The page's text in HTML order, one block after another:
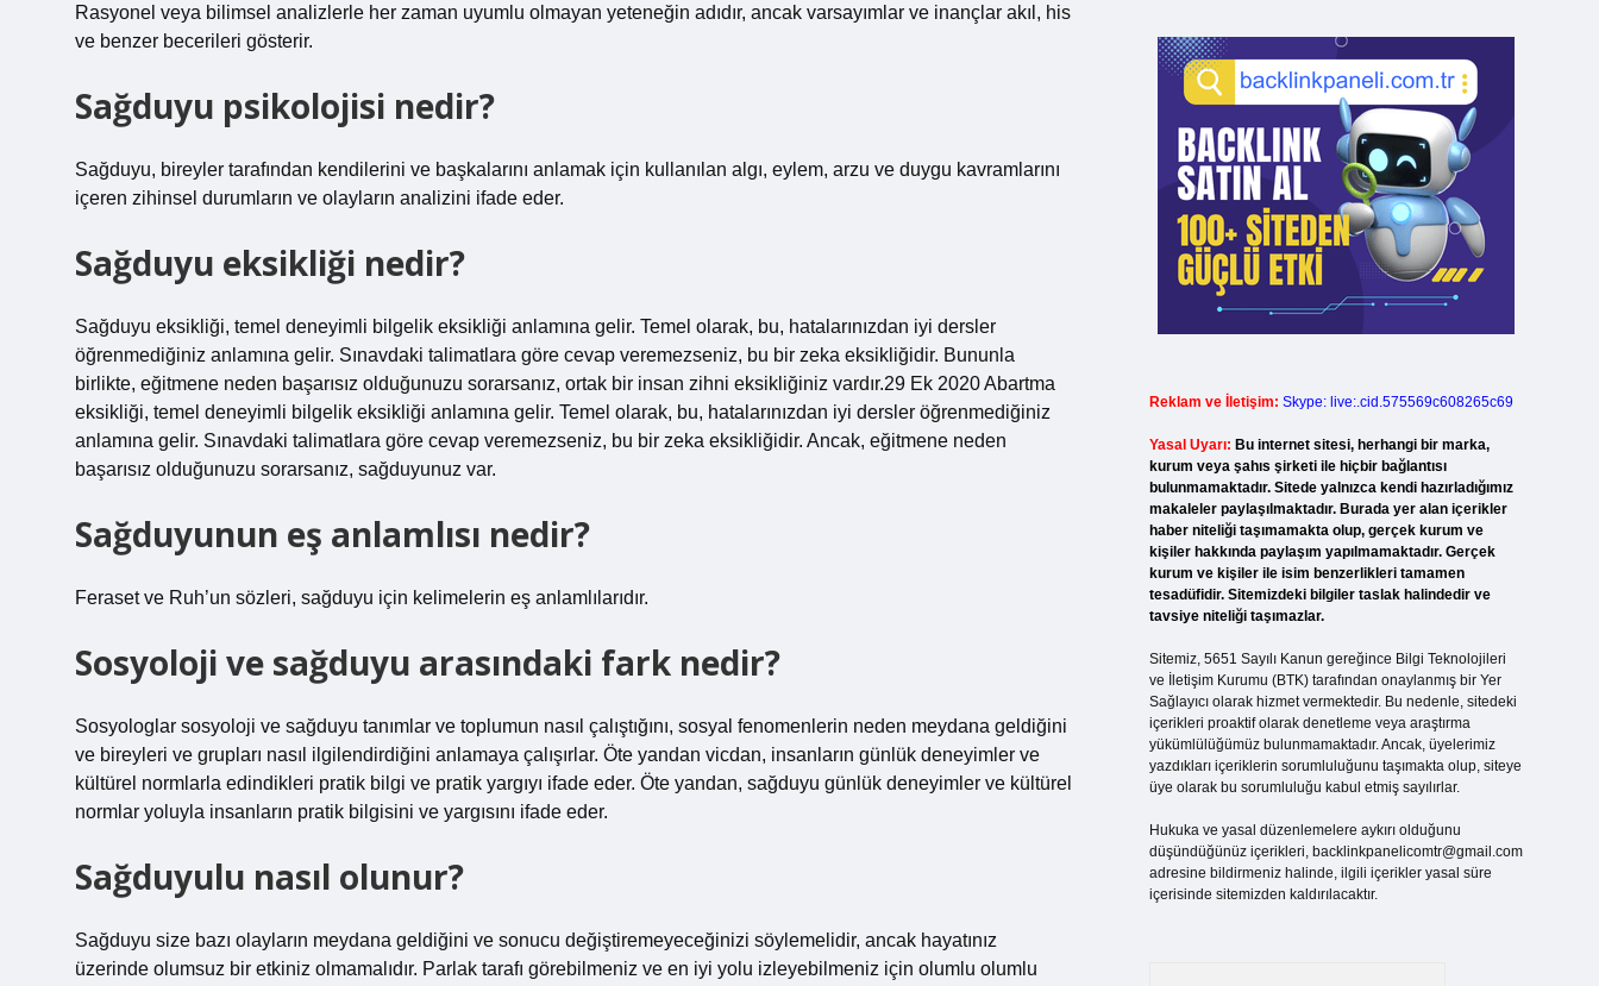
Rasyonel veya bilimsel analizlerle her zaman uyumlu olmayan yeteneğin adıdır, ancak varsayımlar ve inançlar akıl, his
ve benzer becerileri gösterir.
Sağduyu psikolojisi nedir?
Sağduyu, bireyler tarafından kendilerini ve başkalarını anlamak için kullanılan algı, eylem, arzu ve duygu kavramlarını
içeren zihinsel durumların ve olayların analizini ifade eder.
Sağduyu eksikliği nedir?
Sağduyu eksikliği, temel deneyimli bilgelik eksikliği anlamına gelir. Temel olarak, bu, hatalarınızdan iyi dersler
öğrenmediğiniz anlamına gelir. Sınavdaki talimatlara göre cevap veremezseniz, bu bir zeka eksikliğidir. Bununla
birlikte, eğitmene neden başarısız olduğunuzu sorarsanız, ortak bir insan zihni eksikliğiniz vardır.29 Ek 2020 Abartma
eksikliği, temel deneyimli bilgelik eksikliği anlamına gelir. Temel olarak, bu, hatalarınızdan iyi dersler öğrenmediğiniz
anlamına gelir. Sınavdaki talimatlara göre cevap veremezseniz, bu bir zeka eksikliğidir. Ancak, eğitmene neden
başarısız olduğunuzu sorarsanız, sağduyunuz var.
Sağduyunun eş anlamlısı nedir?
Feraset ve Ruh’un sözleri, sağduyu için kelimelerin eş anlamlılarıdır.
Sosyoloji ve sağduyu arasındaki fark nedir?
Sosyologlar sosyoloji ve sağduyu tanımlar ve toplumun nasıl çalıştığını, sosyal fenomenlerin neden meydana geldiğini
ve bireyleri ve grupları nasıl ilgilendirdiğini anlamaya çalışırlar. Öte yandan vicdan, insanların günlük deneyimler ve
kültürel normlarla edindikleri pratik bilgi ve pratik yargıyı ifade eder. Öte yandan, sağduyu günlük deneyimler ve kültürel
normlar yoluyla insanların pratik bilgisini ve yargısını ifade eder.
Sağduyulu nasıl olunur?
Sağduyu size bazı olayların meydana geldiğini ve sonucu değiştiremeyeceğinizi söylemelidir, ancak hayatınız
üzerinde olumsuz bir etkiniz olmamalıdır. Parlak tarafı görebilmeniz ve en iyi yolu izleyebilmeniz için olumlu olumlu
Reklam ve İletişim: Skype: live:.cid.575569c608265c69
Yasal Uyarı: Bu internet sitesi, herhangi bir marka,
kurum veya şahıs şirketi ile hiçbir bağlantısı
bulunmamaktadır. Sitede yalnızca kendi hazırladığımız
makaleler paylaşılmaktadır. Burada yer alan içerikler
haber niteliği taşımamakta olup, gerçek kurum ve
kişiler hakkında paylaşım yapılmamaktadır. Gerçek
kurum ve kişiler ile isim benzerlikleri tamamen
tesadüfidir. Sitemizdeki bilgiler taslak halindedir ve
tavsiye niteliği taşımazlar.
Sitemiz, 5651 Sayılı Kanun gereğince Bilgi Teknolojileri
ve İletişim Kurumu (BTK) tarafından onaylanmış bir Yer
Sağlayıcı olarak hizmet vermektedir. Bu nedenle, sitedeki
içerikleri proaktif olarak denetleme veya araştırma
yükümlülüğümüz bulunmamaktadır. Ancak, üyelerimiz
yazdıkları içeriklerin sorumluluğunu taşımakta olup, siteye
üye olarak bu sorumluluğu kabul etmiş sayılırlar.
Hukuka ve yasal düzenlemelere aykırı olduğunu
düşündüğünüz içerikleri, backlinkpanelicomtr@gmail.com
adresine bildirmeniz halinde, ilgili içerikler yasal süre
içerisinde sitemizden kaldırılacaktır.